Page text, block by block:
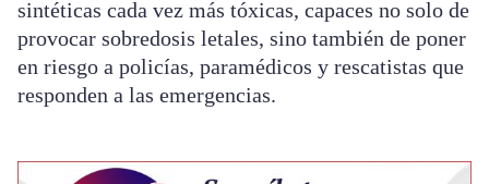
sintéticas cada vez más tóxicas, capaces no solo de
provocar sobredosis letales, sino también de poner
en riesgo a policías, paramédicos y rescatistas que
responden a las emergencias.